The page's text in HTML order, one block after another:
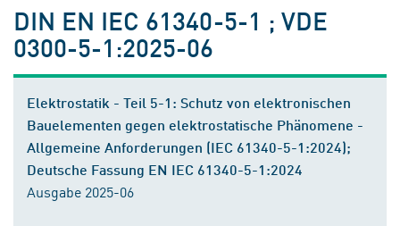
DIN EN IEC 61340-5-1 ; VDE
0300-5-1:2025-06
Elektrostatik - Teil 5-1: Schutz von elektronischen
Bauelementen gegen elektrostatische Phänomene -
Allgemeine Anforderungen (IEC 61340-5-1:2024);
Deutsche Fassung EN IEC 61340-5-1:2024
Ausgabe 2025-06